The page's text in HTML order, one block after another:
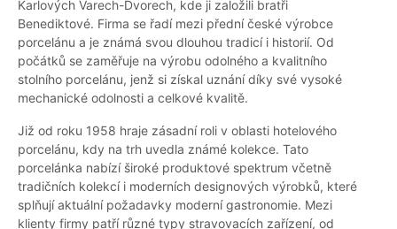
Karlových Varech-Dvorech, kde ji založili bratři
Benediktové. Firma se řadí mezi přední české výrobce
porcelánu a je známá svou dlouhou tradicí i historií. Od
počátků se zaměřuje na výrobu odolného a kvalitního
stolního porcelánu, jenž si získal uznání díky své vysoké
mechanické odolnosti a celkové kvalitě.
Již od roku 1958 hraje zásadní roli v oblasti hotelového
porcelánu, kdy na trh uvedla známé kolekce. Tato
porcelánka nabízí široké produktové spektrum včetně
tradičních kolekcí i moderních designových výrobků, které
splňují aktuální požadavky moderní gastronomie. Mezi
klienty firmy patří různé typy stravovacích zařízení, od